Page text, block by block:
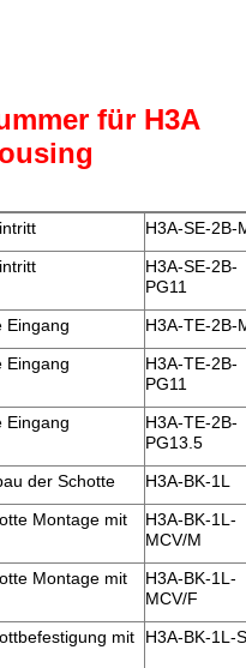
für H3A
H3A-SE-2B-
H3A-SE-2B-
PG11
Eingang H3A-TE-2B-
Eingang
H3A-TE-2B-
PG11
Eingang
H3A-TE-2B-
PG13.5
der Schotte H3A-BK-1L
Montage mit
H3A-BK-1L-
MCV/M
Montage mit
H3A-BK-1L-
MCV/F
mit
H3A-BK-1L-